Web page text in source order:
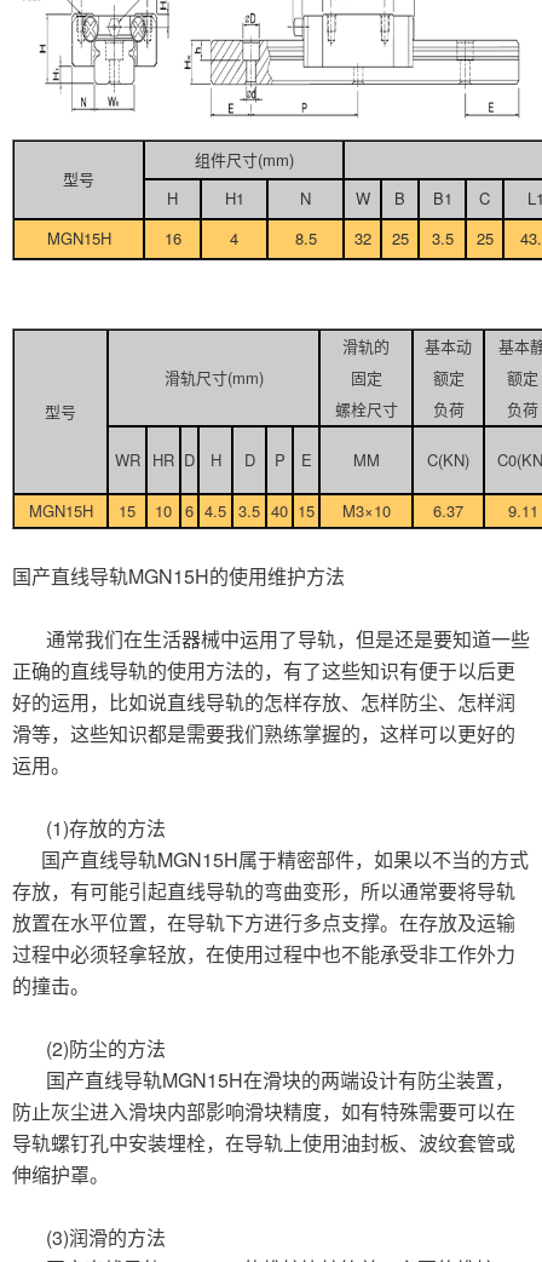
型号
组件尺寸(mm)
H
H1 N W B B1 C
MGN15H
16 4 8.5 32 25 3.5 25
型号
滑轨尺寸(mm)
滑轨的
固定
螺栓尺寸
基本动
额定
负荷
基本
额定
负荷
WR HR D H D P E MM C(KN)
MGN15H 15 10 6 4.5 3.5 40 15 M3×10 6.37 9.11
国产直线导轨MGN15H的使用维护方法
通常我们在生活器械中运用了导轨，但是还是要知道一些
正确的直线导轨的使用方法的，有了这些知识有便于以后更
好的运用，比如说直线导轨的怎样存放、怎样防尘、怎样润
滑等，这些知识都是需要我们熟练掌握的，这样可以更好的
运用。
(1)存放的方法
国产直线导轨MGN15H属于精密部件，如果以不当的方式
存放，有可能引起直线导轨的弯曲变形，所以通常要将导轨
放置在水平位置，在导轨下方进行多点支撑。在存放及运输
过程中必须轻拿轻放，在使用过程中也不能承受非工作外力
的撞击。
(2)防尘的方法
国产直线导轨MGN15H在滑块的两端设计有防尘装置，
防止灰尘进入滑块内部影响滑块精度，如有特殊需要可以在
导轨螺钉孔中安装埋栓，在导轨上使用油封板、波纹套管或
伸缩护罩。
(3)润滑的方法